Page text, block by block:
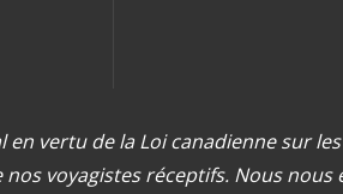
vertu de la Loi canadienne sur
voyagistes réceptifs. Nous